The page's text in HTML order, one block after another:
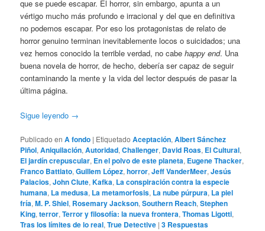
que se puede escapar. El horror, sin embargo, apunta a un
vértigo mucho más profundo e irracional y del que en definitiva
no podemos escapar. Por eso los protagonistas de relato de
horror genuino terminan inevitablemente locos o suicidados; una
vez hemos conocido la terrible verdad, no cabehappy end. Una
buena novela de horror, de hecho, debería ser capaz de seguir
contaminando la mente y la vida del lector después de pasar la
última página.
Sigue leyendo →
Publicado en A fondo | Etiquetado Aceptación,Albert Sánchez
Piñol,Aniquilación,Autoridad,Challenger, David Roas, El Cultural,
El jardín crepuscular, En el polvo de este planeta, Eugene Thacker,
Franco Battiato,Guillem López,horror,Jeff VanderMeer,Jesús
Palacios,John Clute,Kafka, La conspiración contra la especie
humana, La medusa, La metamorfosis, La nube púrpura, La piel
fría,M. P. Shiel, Rosemary Jackson,Southern Reach,Stephen
King,terror,Terror y filosofía: la nueva frontera,Thomas Ligotti,
Tras los límites de lo real,True Detective |3 Respuestas